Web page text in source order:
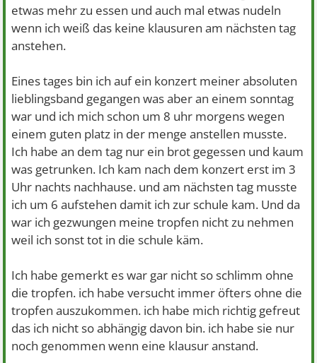
etwas mehr zu essen und auch mal etwas nudeln
wenn ich weiß das keine klausuren am nächsten tag
anstehen.
Eines tages bin ich auf ein konzert meiner absoluten
lieblingsband gegangen was aber an einem sonntag
war und ich mich schon um 8 uhr morgens wegen
einem guten platz in der menge anstellen musste.
Ich habe an dem tag nur ein brot gegessen und kaum
was getrunken. Ich kam nach dem konzert erst im 3
Uhr nachts nachhause. und am nächsten tag musste
ich um 6 aufstehen damit ich zur schule kam. Und da
war ich gezwungen meine tropfen nicht zu nehmen
weil ich sonst tot in die schule käm.
Ich habe gemerkt es war gar nicht so schlimm ohne
die tropfen. ich habe versucht immer öfters ohne die
tropfen auszukommen. ich habe mich richtig gefreut
das ich nicht so abhängig davon bin. ich habe sie nur
noch genommen wenn eine klausur anstand.